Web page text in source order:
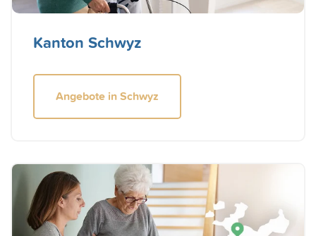
Kanton Schwyz
Angebote in Schwyz